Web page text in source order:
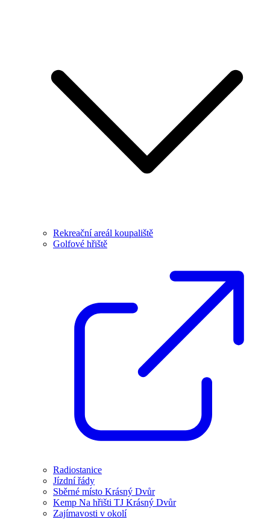
Rekreační areál koupaliště
Golfové hřiště
Radiostanice
Jízdní řády
Sběrné místo Krásný Dvůr
Kemp Na hřišti TJ Krásný Dvůr
Zajímavosti v okolí